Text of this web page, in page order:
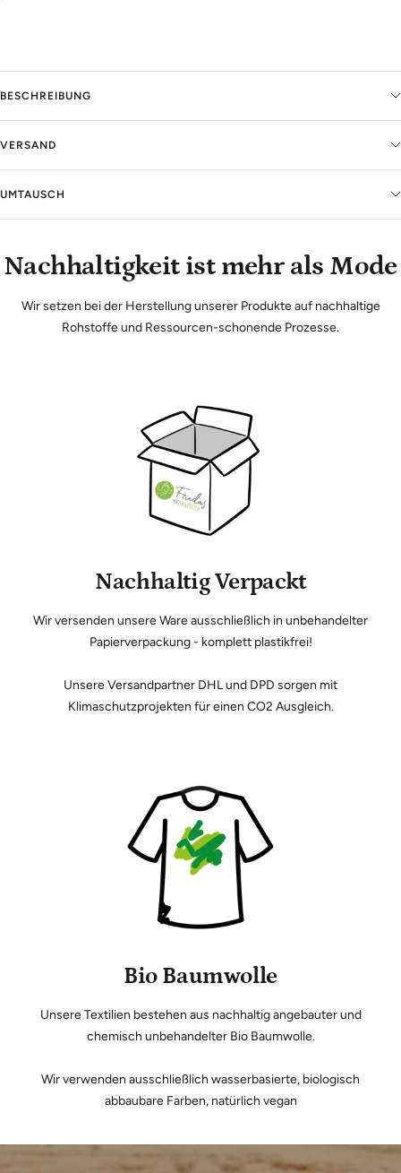
BESCHREIBUNG
VERSAND
UMTAUSCH
Nachhaltigkeit ist mehr als Mode
Wir setzen bei der Herstellung unserer Produkte auf nachhaltige
Rohstoffe und Ressourcen-schonende Prozesse.
Nachhaltig Verpackt
Wir versenden unsere Ware ausschließlich in unbehandelter
Papierverpackung - komplett plastikfrei!
Unsere Versandpartner DHL und DPD sorgen mit
Klimaschutzprojekten für einen CO2 Ausgleich.
Bio Baumwolle
Unsere Textilien bestehen aus nachhaltig angebauter und
chemisch unbehandelter Bio Baumwolle.
Wir verwenden ausschließlich wasserbasierte, biologisch
abbaubare Farben, natürlich vegan